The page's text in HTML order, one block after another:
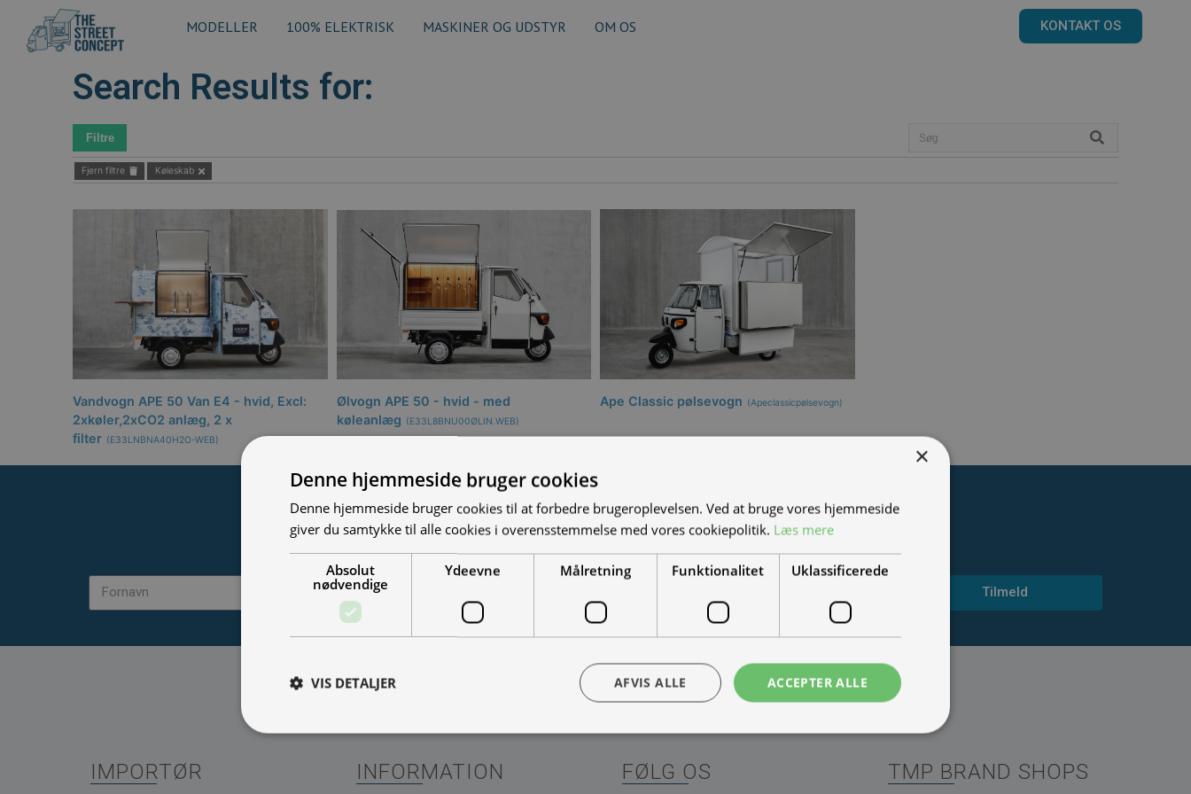
MODELLER 100% ELEKTRISK MASKINER OG UDSTYR OM OS KONTAKT OS
Search Results for:
Filtre
Fjern filtre Køleskab
Vandvogn APE 50 Van E4 - hvid, Excl:
2xkøler,2xCO2 anlæg, 2 x
filter (E33LNBNA40H2O-WEB)
Ølvogn APE 50 - hvid - med
køleanlæg (E33L8BNU00ØLIN.WEB)
Ape Classic pølsevogn (Apeclassicpølsevogn)
Tilmeld nyhedsmail
Tilmeld
IMPORTØR INFORMATION FØLG OS TMP BRAND SHOPS
×
Denne hjemmeside bruger cookies
Denne hjemmeside bruger cookies til at forbedre brugeroplevelsen. Ved at bruge vores hjemmeside
giver du samtykke til alle cookies i overensstemmelse med vores cookiepolitik. Læs mere
Absolut
nødvendige
Ydeevne Målretning Funktionalitet Uklassificerede
ACCEPTER ALLE
AFVIS ALLE
VIS DETALJER